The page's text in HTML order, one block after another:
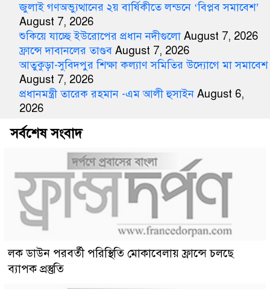
জুলাই গণঅভ্যুত্থানের ২য় বার্ষিকীতে লন্ডনে ‘বিপ্লব সমাবেশ’
August 7, 2026
শুকিয়ে যাচ্ছে ইউরোপের প্রধান নদীগুলো August 7, 2026
ফ্রান্সে দাবানলের তাণ্ডব August 7, 2026
আতুকুড়া-সুবিদপুর শিক্ষা কল্যাণ সমিতির উদ্যোগে মা সমাবেশ
August 7, 2026
প্রধানমন্ত্রী তারেক রহমান -এম আলী হুসাইন August 6,
2026
সর্বশেষ সংবাদ
লক ডাউন পরবর্তী পরিস্থিতি মোকাবেলায় ফ্রান্সে চলছে
ব্যাপক প্রস্তুতি